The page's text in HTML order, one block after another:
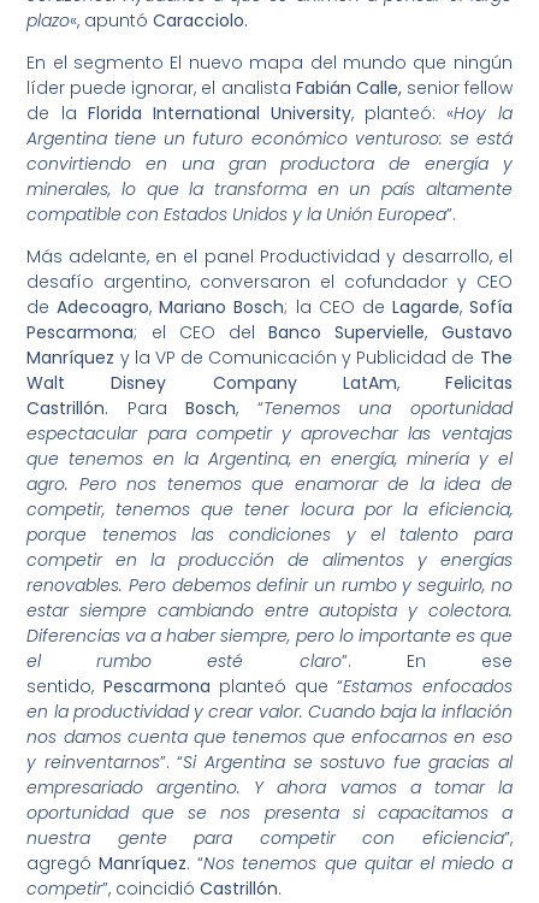
plazo«, apuntóCaracciolo.
En el segmento El nuevo mapa del mundo que ningún
líder puede ignorar, el analista Fabián Calle, senior fellow
de la Florida International University, planteó: «Hoy la
Argentina tiene un futuro económico venturoso: se está
convirtiendo en una gran productora de energía y
minerales, lo que la transforma en un país altamente
compatible con Estados Unidos y la Unión Europea”.
Más adelante, en el panel Productividad y desarrollo, el
desafío argentino, conversaron el cofundador y CEO
deAdecoagro,Mariano Bosch; la CEO de Lagarde, Sofía
Pescarmona; el CEO delBanco Supervielle, Gustavo
Manríquez y la VP de Comunicación y Publicidad de The
Walt Disney Company
LatAm, Felicitas
Castrillón. ParaBosch, “Tenemos una oportunidad
espectacular para competir y aprovechar las ventajas
que tenemos en la Argentina, en energía, minería y el
agro. Pero nos tenemos que enamorar de la idea de
competir, tenemos que tener locura por la eficiencia,
porque tenemos las condiciones y el talento para
competir en la producción de alimentos y energías
renovables. Pero debemos definir un rumbo y seguirlo, no
estar siempre cambiando entre autopista y colectora.
Diferencias va a haber siempre, pero lo importante es que
el rumbo esté claro”. En ese
sentido, Pescarmona planteó que “Estamos enfocados
en la productividad y crear valor. Cuando baja la inflación
nos damos cuenta que tenemos que enfocarnos en eso
y reinventarnos”. “Si Argentina se sostuvo fue gracias al
empresariado argentino. Y ahora vamos a tomar la
oportunidad que se nos presenta si capacitamos a
nuestra gente para competir con eficiencia”,
agregóManríquez. “Nos tenemos que quitar el miedo a
competir”, coincidióCastrillón.